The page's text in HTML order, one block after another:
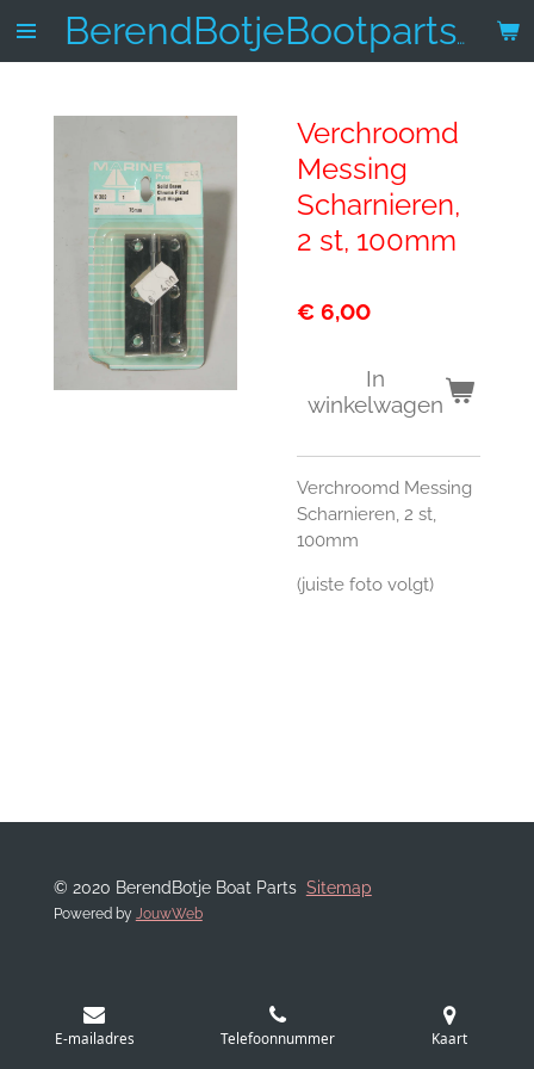
Ga
BerendBotjeBootparts.nl
Verchroomd
Messing
Scharnieren,
2 st, 100mm
€ 6,00
In
winkelwagen
Verchroomd Messing
Scharnieren, 2 st,
100mm
(juiste foto volgt)
© 2020 BerendBotje Boat Parts Sitemap
Powered by JouwWeb
E-mailadres Telefoonnummer Kaart